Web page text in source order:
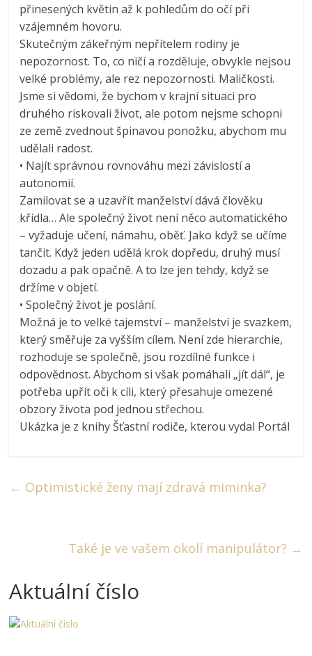
přinesených květin až k pohledům do očí při
vzájemném hovoru.
Skutečným zákeřným nepřítelem rodiny je
nepozornost. To, co ničí a rozděluje, obvykle nejsou
velké problémy, ale rez nepozornosti. Maličkosti.
Jsme si vědomi, že bychom v krajní situaci pro
druhého riskovali život, ale potom nejsme schopni
ze země zvednout špinavou ponožku, abychom mu
udělali radost.
• Najít správnou rovnováhu mezi závislostí a
autonomií.
Zamilovat se a uzavřít manželství dává člověku
křídla… Ale společný život není něco automatického
– vyžaduje učení, námahu, oběť. Jako když se učíme
tančit. Když jeden udělá krok dopředu, druhý musí
dozadu a pak opačně. A to lze jen tehdy, když se
držíme v objetí.
• Společný život je poslání.
Možná je to velké tajemství – manželství je svazkem,
který směřuje za vyšším cílem. Není zde hierarchie,
rozhoduje se společně, jsou rozdílné funkce i
odpovědnost. Abychom si však pomáhali „jít dál“, je
potřeba upřít oči k cíli, který přesahuje omezené
obzory života pod jednou střechou.
Ukázka je z knihy Šťastní rodiče, kterou vydal Portál
← Optimistické ženy mají zdravá miminka?
Také je ve vašem okolí manipulátor? →
Aktuální číslo